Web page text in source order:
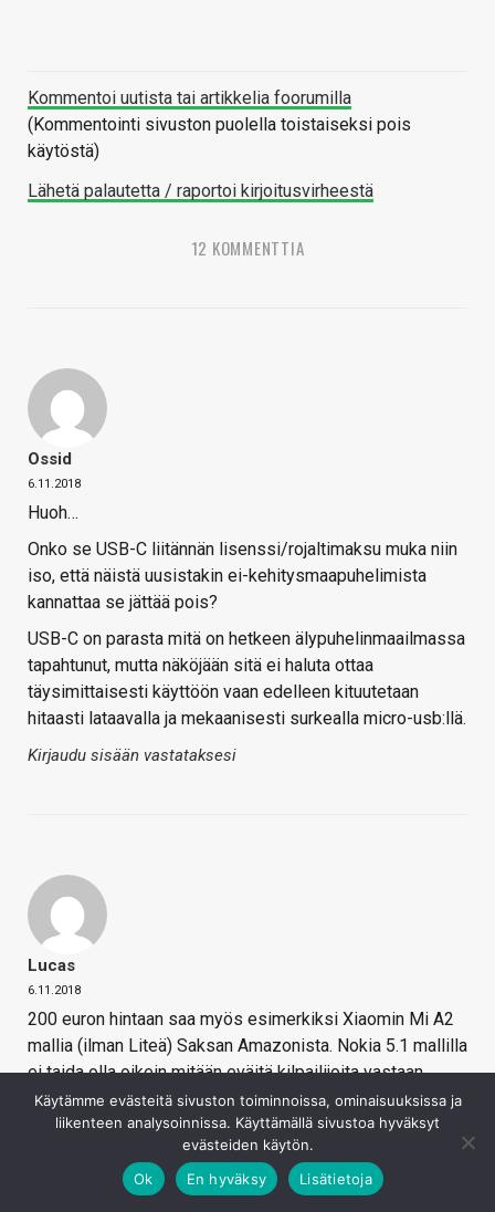
Kommentoi uutista tai artikkelia foorumilla
(Kommentointi sivuston puolella toistaiseksi pois
käytöstä)
Lähetä palautetta / raportoi kirjoitusvirheestä
12 KOMMENTTIA
Ossid
6.11.2018
Huoh…
Onko se USB-C liitännän lisenssi/rojaltimaksu muka niin
iso, että näistä uusistakin ei-kehitysmaapuhelimista
kannattaa se jättää pois?
USB-C on parasta mitä on hetkeen älypuhelinmaailmassa
tapahtunut, mutta näköjään sitä ei haluta ottaa
täysimittaisesti käyttöön vaan edelleen kituutetaan
hitaasti lataavalla ja mekaanisesti surkealla micro-usb:llä.
Kirjaudu sisään vastataksesi
Lucas
6.11.2018
200 euron hintaan saa myös esimerkiksi Xiaomin Mi A2
mallia (ilman Liteä) Saksan Amazonista. Nokia 5.1 mallilla
ei taida olla oikein mitään eväitä kilpailijoita vastaan
tuossa 200 euron hintaluokassa. Hinnasta 100 euroa
pois tai sitten vaikka tehokkaampi järjestelmäpiiri (vaikka
Snapdragon 636), vesitiiviys, kunnollinen kamera ja USB-
C mukaan tuohon 200 euron hintaan niin alkaisi olemaan
Käytämme evästeitä sivuston toiminnoissa, ominaisuuksissa ja
liikenteen analysoinnissa. Käyttämällä sivustoa hyväksyt
evästeiden käytön.
Ok
En hyväksy Lisätietoja